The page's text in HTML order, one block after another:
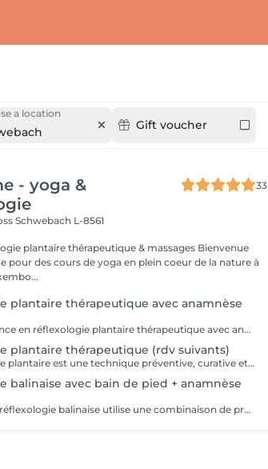
a location
Gift voucher
- yoga &
33
Schwebach L-8561
plantaire thérapeutique & massages Bienvenue
pour des cours de yoga en plein coeur de la nature à
plantaire thérapeutique avec anamnèse
Première séance en réflexologie plantaire thérapeutique avec anamnèse approfondie. La réflexologie plantaire est une technique préventive, curative et manuelle. Cette technique millénaire non-invasive utilise les ressources naturelles de l'organisme et est reconnue par l'OMS (Organisation Mondiale de la Santé) comme une pratique de santé de soins complémentaires. Contre-indications: mycose ou blessure au pied.
plantaire thérapeutique (rdv suivants)
La réflexologie plantaire est une technique préventive, curative et manuelle. Cette technique millénaire non-invasive utilise les ressources naturelles de l'organisme et est reconnue par l'OMS (Organisation Mondiale de la Santé) comme une pratique de santé de soins complémentaires. Contre-indications: mycose ou blessure au pied.
balinaise avec bain de pied + anamnèse
La séance de réflexologie balinaise utilise une combinaison de pressions profondes, de mouvements de pétrissage, de tapotements et d'étirements doux pour détendre le corps. Les points de pression utilisés en réflexologie balinaise sont liés à des points d'acupuncture sur les méridiens de la médecine traditionnelle chinoise. La stimulation de ces points peut aider à libérer des blocages énergétiques et à rétablir l'équilibre du corps. Cette séance nous plonge dans la culture balinaise avec ses petits rituels comme l'utilisation du bain de pieds, d'encens ou d'huiles essentielles qui contribuent à créer une atmosphère sacrée et à renforcer l'expérience d'harmonie de l'organisme. La réflexologie balinaise est accessible à tous. Doux et tonique à la fois, il est dans le monde du massage celui qui enveloppe de relaxation les plus hésitants car il offre une très large variété de mouvements. La réflexologie balinaise peut se substituer à la réflexologie plantaire traditionnelle pour apporter un soin d'horizon différent ou un point de départ à tout traitement de réflexologie plantaire de type occidentale. *** La réflexologie balinaise inclut le massage des mollets. Veuillez porter un vêtement ample que vous pourrez remonter aisément jusqu'au genoux *** Bienfaits : - Soutenir et booster le principe d'auto-régulation de l'organisme - Apaisement du système nerveux, massage de détente profonde - Réduction du stress et de l'anxiété - Amélioration de la circulation sanguine - Soulagement des douleurs - Amélioration du sommeil - Soulagement des maux de tête - Amélioration des troubles digestifs - Renforcement du système immunitaire ... Contre-indications : - Fièvre, phase aigüe de maladie - Fracture, foulure, coupure, brûlure ou autre blessure du pied, ongle incarné, mycose - Durant le premier mois de grossesse